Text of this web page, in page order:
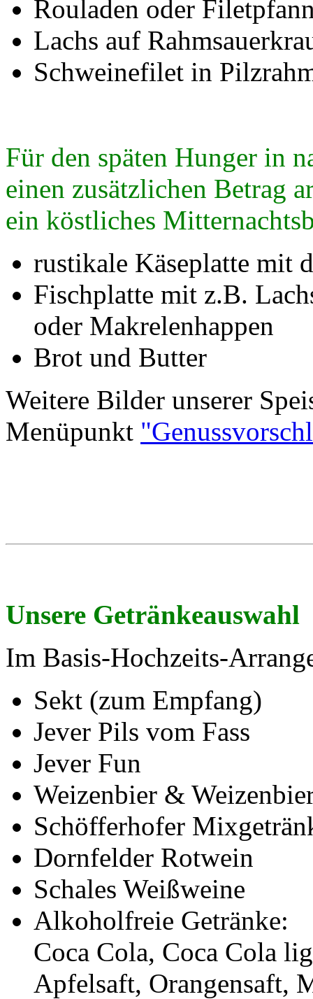
Rouladen oder
Lachs auf
Schweinefilet in
Für den späten Hunger in
einen zusätzlichen Betrag
ein köstliches
rustikale Käseplatte mit
Fischplatte mit z.B.
oder Makrelenhappen
Brot und Butter
Weitere Bilder unserer
Menüpunkt
Unsere Getränkeauswahl
Im Basis-Hochzeits-
Sekt (zum Empfang)
Jever Pils vom Fass
Jever Fun
Weizenbier &
Schöfferhofer
Dornfelder Rotwein
Schales Weißweine
Alkoholfreie Getränke:
Coca Cola, Coca Cola
Apfelsaft, Orangensaft,